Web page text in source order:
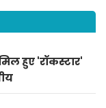
हुए 'रॉकस्टार'